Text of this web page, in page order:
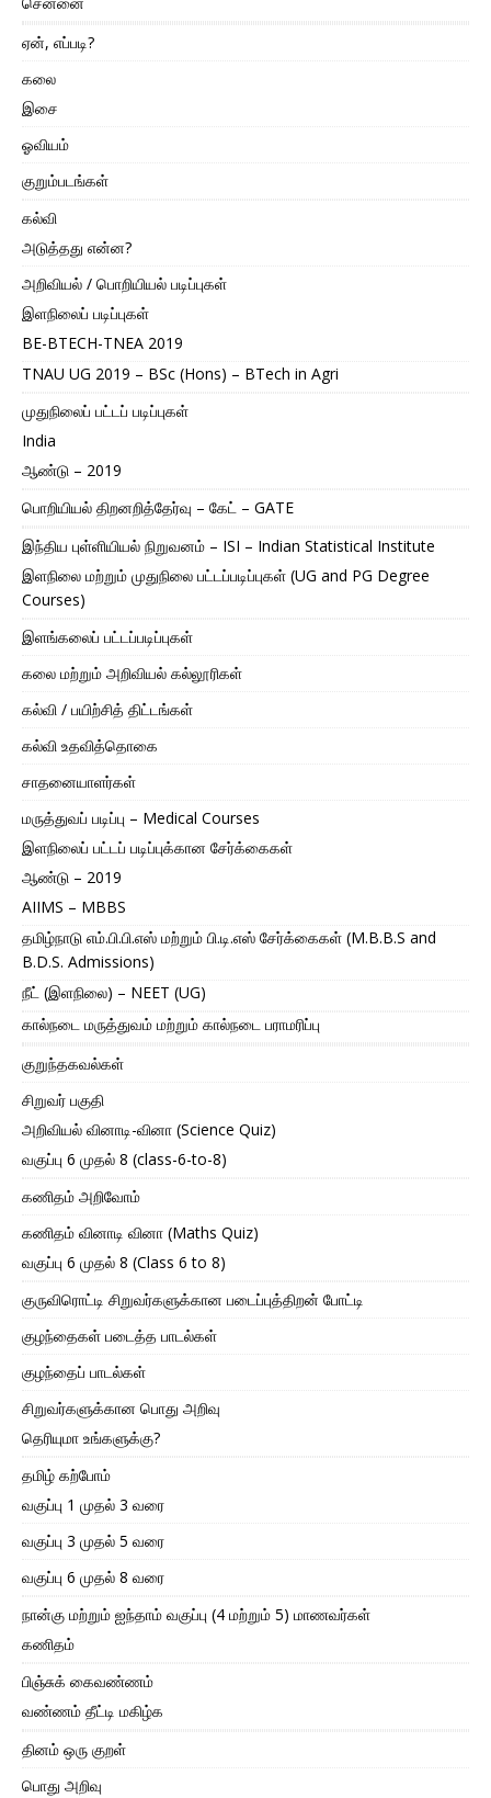
ஏன், எப்படி?
கலை
இசை
ஓவியம்
குறும்படங்கள்
கல்வி
அடுத்தது என்ன?
அறிவியல் / பொறியியல் படிப்புகள்
இளநிலைப் படிப்புகள்
BE-BTECH-TNEA 2019
TNAU UG 2019 – BSc (Hons) – BTech in Agri
முதுநிலைப் பட்டப் படிப்புகள்
India
ஆண்டு – 2019
பொறியியல் திறனறித்தேர்வு – கேட் – GATE
இந்திய புள்ளியியல் நிறுவனம் – ISI – Indian Statistical Institute
இளநிலை மற்றும் முதுநிலை பட்டப்படிப்புகள் (UG and PG Degree
Courses)
இளங்கலைப் பட்டப்படிப்புகள்
கலை மற்றும் அறிவியல் கல்லூரிகள்
கல்வி / பயிற்சித் திட்டங்கள்
கல்வி உதவித்தொகை
சாதனையாளர்கள்
மருத்துவப் படிப்பு – Medical Courses
இளநிலைப் பட்டப் படிப்புக்கான சேர்க்கைகள்
ஆண்டு – 2019
AIIMS – MBBS
தமிழ்நாடு எம்.பி.பி.எஸ் மற்றும் பி.டி.எஸ் சேர்க்கைகள் (M.B.B.S and
B.D.S. Admissions)
நீட் (இளநிலை) – NEET (UG)
கால்நடை மருத்துவம் மற்றும் கால்நடை பராமரிப்பு
குறுந்தகவல்கள்
சிறுவர் பகுதி
அறிவியல் வினாடி-வினா (Science Quiz)
வகுப்பு 6 முதல் 8 (class-6-to-8)
கணிதம் அறிவோம்
கணிதம் வினாடி வினா (Maths Quiz)
வகுப்பு 6 முதல் 8 (Class 6 to 8)
குருவிரொட்டி சிறுவர்களுக்கான படைப்புத்திறன் போட்டி
குழந்தைகள் படைத்த பாடல்கள்
குழந்தைப் பாடல்கள்
சிறுவர்களுக்கான பொது அறிவு
தெரியுமா உங்களுக்கு?
தமிழ் கற்போம்
வகுப்பு 1 முதல் 3 வரை
வகுப்பு 3 முதல் 5 வரை
வகுப்பு 6 முதல் 8 வரை
நான்கு மற்றும் ஐந்தாம் வகுப்பு (4 மற்றும் 5) மாணவர்கள்
கணிதம்
பிஞ்சுக் கைவண்ணம்
வண்ணம் தீட்டி மகிழ்க
தினம் ஒரு குறள்
பொது அறிவு